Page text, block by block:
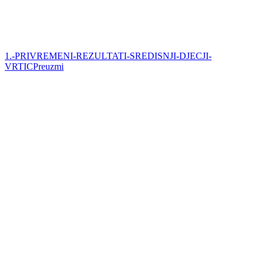
1.-PRIVREMENI-REZULTATI-SREDISNJI-DJECJI-
VRTICPreuzmi